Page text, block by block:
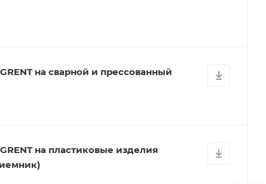
на сварной и прессованный
на пластиковые изделия